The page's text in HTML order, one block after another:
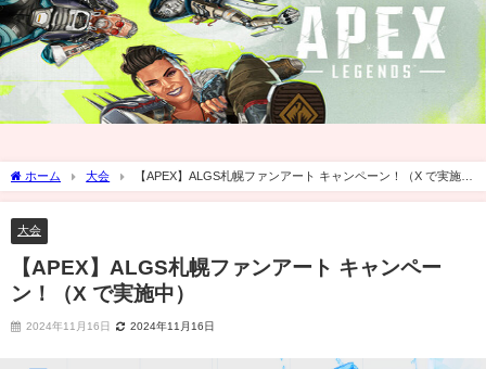
ホーム 大会
【APEX】ALGS札幌ファンアート キャンペーン！（X で実施
中）
大会
【APEX】ALGS札幌ファンアート キャンペー
ン！（X で実施中）
2024年11月16日 2024年11月16日